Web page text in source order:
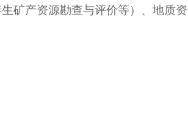
矿产资源勘查与评价等）、地质